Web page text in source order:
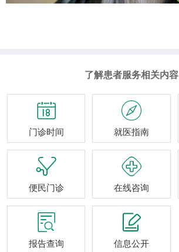
了解患者服务相关内容

门诊时间

就医指南

便民门诊

在线咨询

报告查询

信息公开